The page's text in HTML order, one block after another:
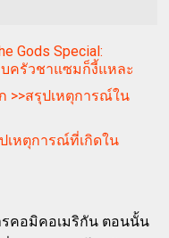
Gods Special:
บครัวชาแซมก็งี้แหละ
>>สรุปเหตุการณ์ใน
เหตุการณ์ที่เกิดใน
รคอมิคอเมริกัน ตอนนั้น